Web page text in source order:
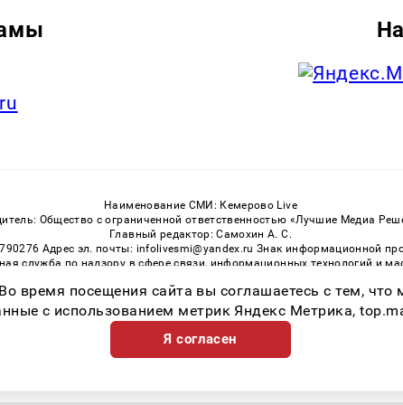
Наименование СМИ: Кемерово Live
Общество с ограниченной ответственностью «Лучшие Медиа
Главный редактор: Самохин А. С.
Адрес эл. почты: infolivesmi@yandex.ru Знак информационной
служба по надзору в сфере связи, информационных технологий и
на Kem-Live.Ru обязательна. Цитирование в Интернете
время посещения сайта вы соглашаетесь с тем,
с использованием метрик Яндекс Метрика,
Я согласен